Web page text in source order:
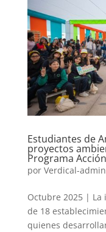
Estudiantes de
proyectos
Programa
por Verdical-admin
Octubre 2025 | La
de 18
quienes